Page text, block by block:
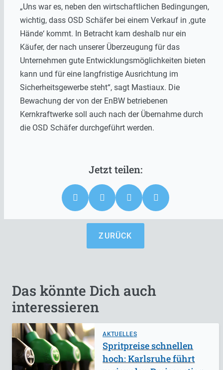
„Uns war es, neben den wirtschaftlichen Bedingungen,
wichtig, dass OSD Schäfer bei einem Verkauf in ‚gute
Hände‘ kommt. In Betracht kam deshalb nur ein
Käufer, der nach unserer Überzeugung für das
Unternehmen gute Entwicklungsmöglichkeiten bieten
kann und für eine langfristige Ausrichtung im
Sicherheitsgewerbe steht“, sagt Mastiaux. Die
Bewachung der von der EnBW betriebenen
Kernkraftwerke soll auch nach der Übernahme durch
die OSD Schäfer durchgeführt werden.
ZURÜCK
Das könnte Dich auch
interessieren
AKTUELLES
Spritpreise schnellen
hoch: Karlsruhe führt